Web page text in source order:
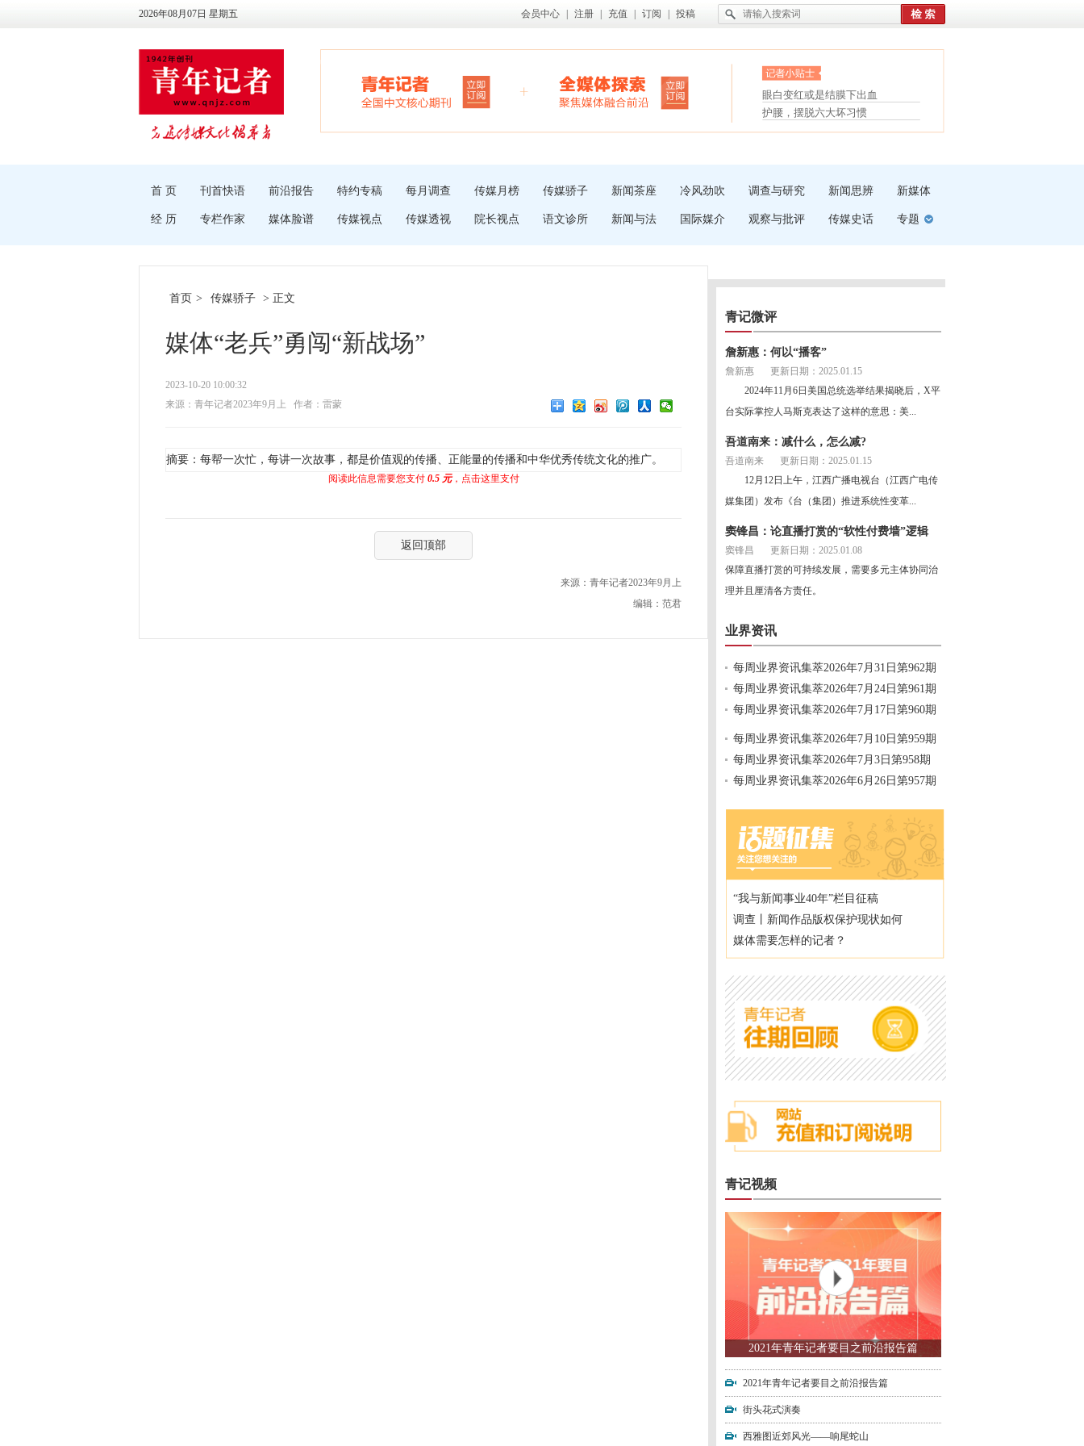
2026年08月07日 星期五 会员中心 注册 充值 订阅 投稿
眼白变红或是结膜下出血
“枝桠”“树桠”宜写成“枝...
夏天缓解疲劳有三招
护腰，摆脱六大坏习惯
受伤了冰敷还是热敷
首 页 刊首快语 前沿报告 特约专稿 每月调查 传媒月榜 传媒骄子 新闻茶座 冷风劲吹 调查与研究 新闻思辨 新媒体
经 历 专栏作家 媒体脸谱 传媒视点 传媒透视 院长视点 语文诊所 新闻与法 国际媒介 观察与批评 传媒史话 专题
首页 > 传媒骄子 > 正文
媒体“老兵”勇闯“新战场”
2023-10-20 10:00:32
来源：青年记者2023年9月上
作者：雷蒙
摘要：每帮一次忙，每讲一次故事，都是价值观的传播、正能量的传播和中华优秀传统文化的推广。
阅读此信息需要您支付 0.5 元，点击这里支付
返回顶部
来源：青年记者2023年9月上
编辑：范君
青记微评
詹新惠：何以“播客”
詹新惠
更新日期：2025.01.15
2024年11月6日美国总统选举结果揭晓后，X平
台实际掌控人马斯克表达了这样的意思：美...
吾道南来：减什么，怎么减?
吾道南来
更新日期：2025.01.15
12月12日上午，江西广播电视台（江西广电传
媒集团）发布《台（集团）推进系统性变革...
窦锋昌：论直播打赏的“软性付费墙”逻辑
窦锋昌
更新日期：2025.01.08
保障直播打赏的可持续发展，需要多元主体协同治
理并且厘清各方责任。
业界资讯
每周业界资讯集萃2026年7月31日第962期
每周业界资讯集萃2026年7月24日第961期
每周业界资讯集萃2026年7月17日第960期
每周业界资讯集萃2026年7月10日第959期
每周业界资讯集萃2026年7月3日第958期
每周业界资讯集萃2026年6月26日第957期
“我与新闻事业40年”栏目征稿
调查丨新闻作品版权保护现状如何
媒体需要怎样的记者？
青记视频
2021年青年记者要目之前沿报告篇
2021年青年记者要目之前沿报告篇
街头花式演奏
西雅图近郊风光——响尾蛇山